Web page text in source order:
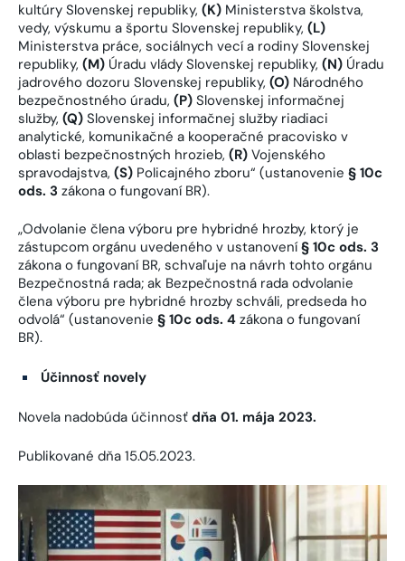
kultúry Slovenskej republiky, (K) Ministerstva školstva,
vedy, výskumu a športu Slovenskej republiky, (L)
Ministerstva práce, sociálnych vecí a rodiny Slovenskej
republiky, (M) Úradu vlády Slovenskej republiky, (N) Úradu
jadrového dozoru Slovenskej republiky, (O) Národného
bezpečnostného úradu, (P) Slovenskej informačnej
služby, (Q) Slovenskej informačnej služby riadiaci
analytické, komunikačné a kooperačné pracovisko v
oblasti bezpečnostných hrozieb, (R) Vojenského
spravodajstva, (S) Policajného zboru“ (ustanovenie § 10c
ods. 3 zákona o fungovaní BR).
„Odvolanie člena výboru pre hybridné hrozby, ktorý je
zástupcom orgánu uvedeného v ustanovení§ 10c ods. 3
zákona o fungovaní BR, schvaľuje na návrh tohto orgánu
Bezpečnostná rada; ak Bezpečnostná rada odvolanie
člena výboru pre hybridné hrozby schváli, predseda ho
odvolá“ (ustanovenie § 10c ods. 4 zákona o fungovaní
BR).
Účinnosť novely
Novela nadobúda účinnosť dňa 01. mája 2023.
Publikované dňa 15.05.2023.